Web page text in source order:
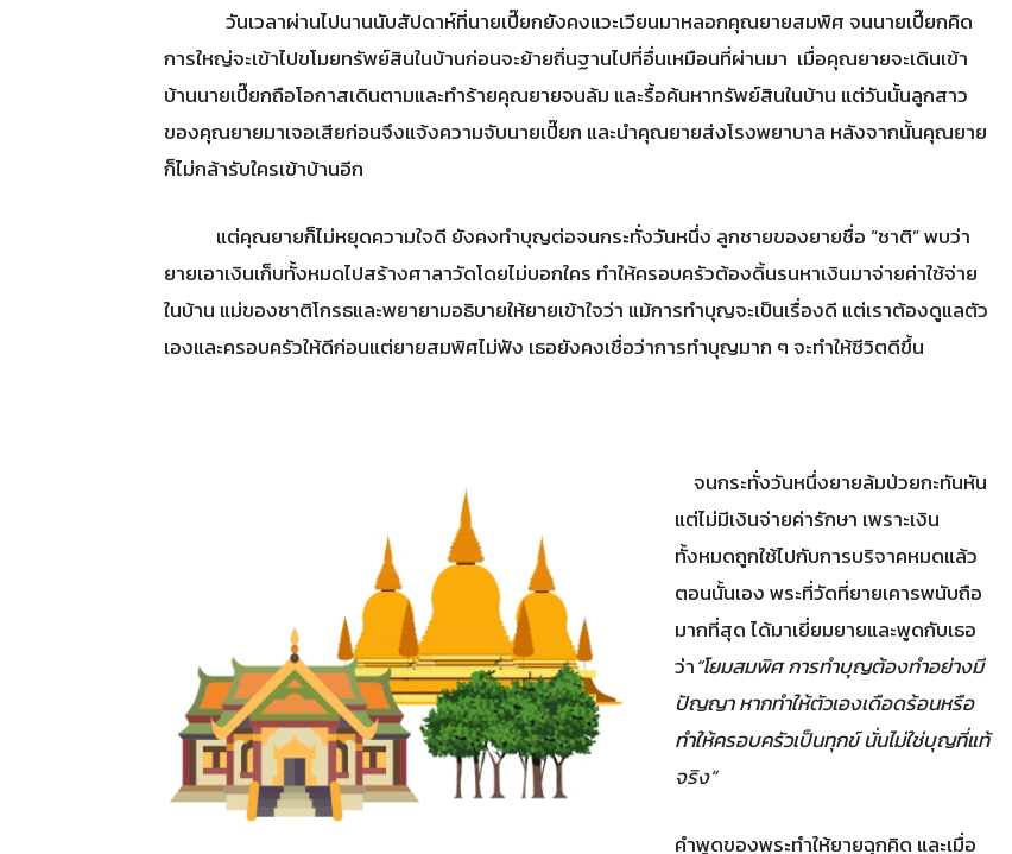
วันเวลาผ่านไปนานนับสัปดาห์ที่นายเปี๊ยกยังคงแวะเวียนมาหลอกคุณยายสมพิศ จนนายเปี๊ยกคิด
การใหญ่จะเข้าไปขโมยทรัพย์สินในบ้านก่อนจะย้ายถิ่นฐานไปที่อื่นเหมือนที่ผ่านมา เมื่อคุณยายจะเดินเข้า
บ้านนายเปี๊ยกถือโอกาสเดินตามและทำร้ายคุณยายจนล้ม และรื้อค้นหาทรัพย์สินในบ้าน แต่วันนั้นลูกสาว
ของคุณยายมาเจอเสียก่อนจึงแจ้งความจับนายเปี๊ยก และนำคุณยายส่งโรงพยาบาล หลังจากนั้นคุณยาย
ก็ไม่กล้ารับใครเข้าบ้านอีก
แต่คุณยายก็ไม่หยุดความใจดี ยังคงทำบุญต่อจนกระทั่งวันหนึ่ง ลูกชายของยายชื่อ “ชาติ” พบว่า
ยายเอาเงินเก็บทั้งหมดไปสร้างศาลาวัดโดยไม่บอกใคร ทำให้ครอบครัวต้องดิ้นรนหาเงินมาจ่ายค่าใช้จ่าย
ในบ้าน แม่ของชาติโกรธและพยายามอธิบายให้ยายเข้าใจว่า แม้การทำบุญจะเป็นเรื่องดี แต่เราต้องดูแลตัว
เองและครอบครัวให้ดีก่อนแต่ยายสมพิศไม่ฟัง เธอยังคงเชื่อว่าการทำบุญมาก ๆ จะทำให้ชีวิตดีขึ้น
จนกระทั่งวันหนึ่งยายล้มป่วยกะทันหัน
แต่ไม่มีเงินจ่ายค่ารักษา เพราะเงิน
ทั้งหมดถูกใช้ไปกับการบริจาคหมดแล้ว
ตอนนั้นเอง พระที่วัดที่ยายเคารพนับถือ
มากที่สุด ได้มาเยี่ยมยายและพูดกับเธอ
ว่า“โยมสมพิศ การทำบุญต้องทำอย่างมี
ปัญญา หากทำให้ตัวเองเดือดร้อนหรือ
ทำให้ครอบครัวเป็นทุกข์ นั่นไม่ใช่บุญที่แท้
จริง”
คำพูดของพระทำให้ยายฉุกคิด และเมื่อ